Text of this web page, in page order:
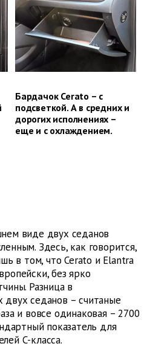
Бардачок Cerato – с
подсветкой. А в средних и
дорогих исполнениях –
еще и с охлаждением.
виде двух седанов
Здесь, как говорится,
в том, что Cerato и Elantra
без ярко
Разница в
двух седанов – считаные
и вовсе одинаковая – 2700
показатель для
С-класса.